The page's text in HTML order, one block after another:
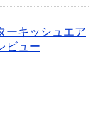
ーキッシュエア
ビュー